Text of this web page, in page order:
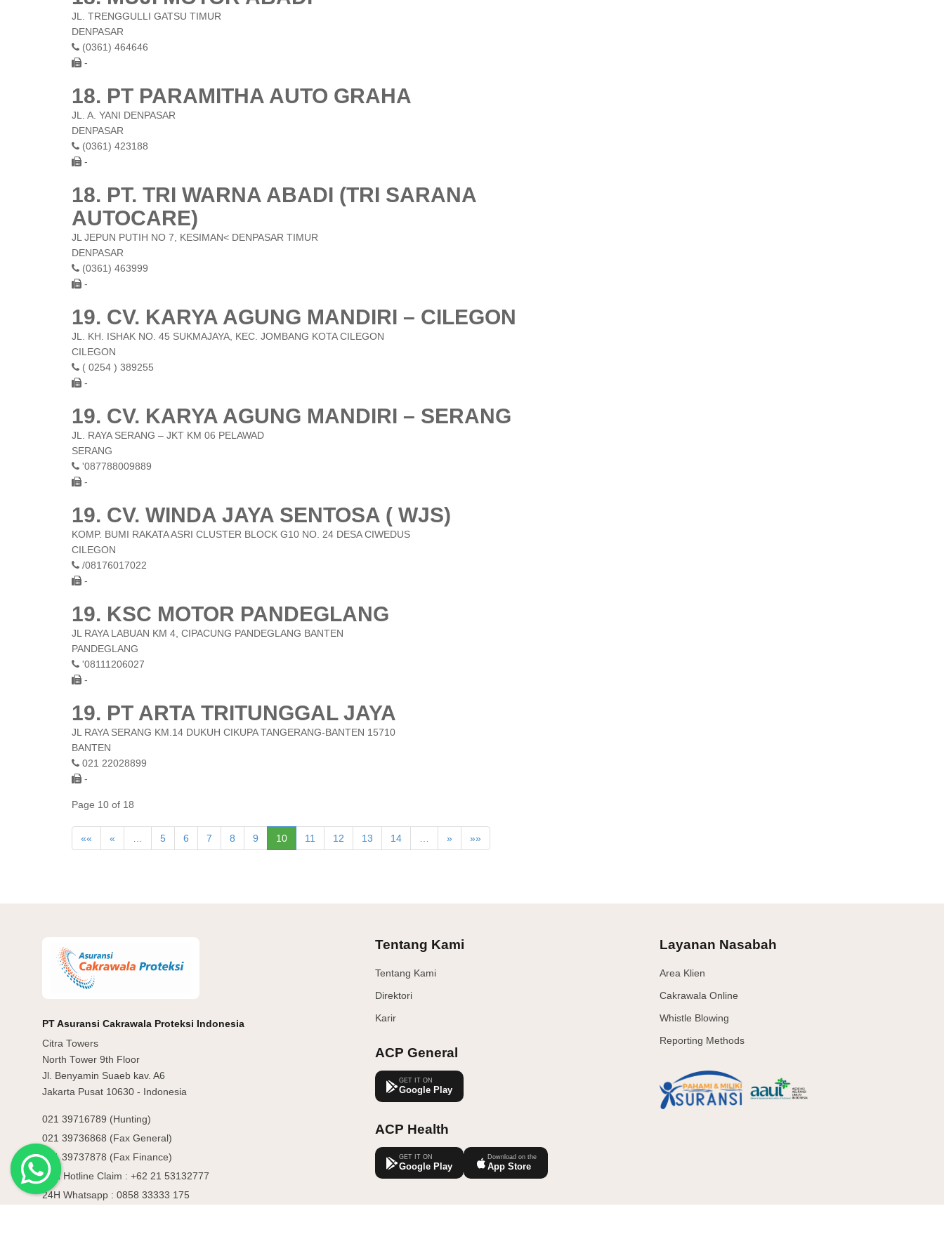
JL. TRENGGULLI GATSU TIMUR
DENPASAR
(0361) 464646
-
18. PT PARAMITHA AUTO GRAHA
JL. A. YANI DENPASAR
DENPASAR
(0361) 423188
-
18. PT. TRI WARNA ABADI (TRI SARANA
AUTOCARE)
JL JEPUN PUTIH NO 7, KESIMAN< DENPASAR TIMUR
DENPASAR
(0361) 463999
-
19. CV. KARYA AGUNG MANDIRI – CILEGON
JL. KH. ISHAK NO. 45 SUKMAJAYA, KEC. JOMBANG KOTA CILEGON
CILEGON
( 0254 ) 389255
-
19. CV. KARYA AGUNG MANDIRI – SERANG
JL. RAYA SERANG – JKT KM 06 PELAWAD
SERANG
'087788009889
-
19. CV. WINDA JAYA SENTOSA ( WJS)
KOMP. BUMI RAKATA ASRI CLUSTER BLOCK G10 NO. 24 DESA CIWEDUS
CILEGON
/08176017022
-
19. KSC MOTOR PANDEGLANG
JL RAYA LABUAN KM 4, CIPACUNG PANDEGLANG BANTEN
PANDEGLANG
'08111206027
-
19. PT ARTA TRITUNGGAL JAYA
JL RAYA SERANG KM.14 DUKUH CIKUPA TANGERANG-BANTEN 15710
BANTEN
021 22028899
-
Page 10 of 18
«« « 5 6 7 8 9 10 11 12 13 14 » »»
PT Asuransi Cakrawala Proteksi Indonesia
Citra Towers
North Tower 9th Floor
Jl. Benyamin Suaeb kav. A6
Jakarta Pusat 10630 - Indonesia
021 39716789 (Hunting)
021 39736868 (Fax General)
021 39737878 (Fax Finance)
24H Hotline Claim : +62 21 53132777
24H Whatsapp : 0858 33333 175
Tentang Kami
Tentang Kami
Direktori
Karir
ACP General
GET IT ON
Google Play
ACP Health
GET IT ON
Google Play
Download on the
App Store
Layanan Nasabah
Area Klien
Cakrawala Online
Whistle Blowing
Reporting Methods